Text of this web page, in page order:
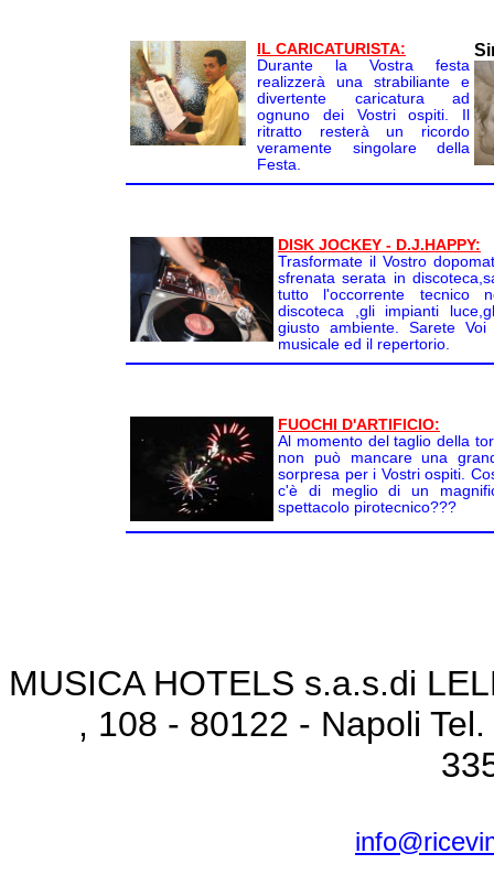
IL CARICATURISTA:
Durante la Vostra festa
realizzerà una strabiliante e
divertente caricatura ad
ognuno dei Vostri ospiti. Il
ritratto resterà un ricordo
veramente singolare della
Festa.
DISK JOCKEY - D.J.HAPPY:
Trasformate il Vostro
sfrenata serata in
tutto l'occorrente tecnico
discoteca ,gli impianti
giusto ambiente. Sarete
musicale ed il repertorio.
FUOCHI D'ARTIFICIO:
Al momento del taglio della
non può mancare una
sorpresa per i Vostri ospiti.
c'è di meglio di un
spettacolo pirotecnico???
MUSICA HOTELS s.a.s.di
, 108 - 80122 - Napoli